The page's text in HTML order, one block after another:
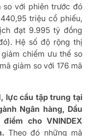
so với phiên trước đó
triệu cổ phiếu,
đạt 9.995 tỷ đồng
Hệ số độ rộng thị
chiếm ưu thế so
giảm so với 176 mã
lực cầu tập trung tại
Ngân hàng, Dầu
cho VNINDEX
Theo đó những mã